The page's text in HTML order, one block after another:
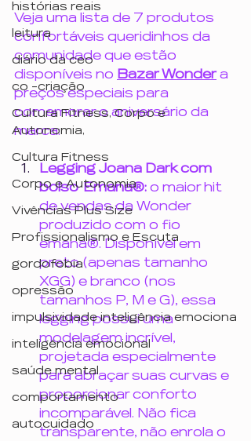
histórias reais
leitura
diário da ceo
co -criação
Cultura Fitness, Corpo e
Autonomia,
Cultura Fitness
Corpo e Autonomia
Vivências Plus Size
Profissionalismo e Escuta
gordofobia
opressão
impulsividade inteligência emociona
inteligência emocional
saúde mental
comportamento
autocuidado
Veja uma lista de 7 produtos
confortáveis queridinhos da
comunidade que estão
disponíveis no Bazar Wonder a
preços especiais para
comemorar o aniversário da
marca:
Legging Joana Dark com
bolso  Emana®: o maior hit
de vendas da Wonder
produzido com o fio
emana®. Disponível em
preto (apenas tamanho
XGG) e branco (nos
tamanhos P, M e G), essa
legging possui uma
modelagem incrível,
projetada especialmente
para abraçar suas curvas e
proporcionar conforto
incomparável. Não fica
transparente, não enrola o